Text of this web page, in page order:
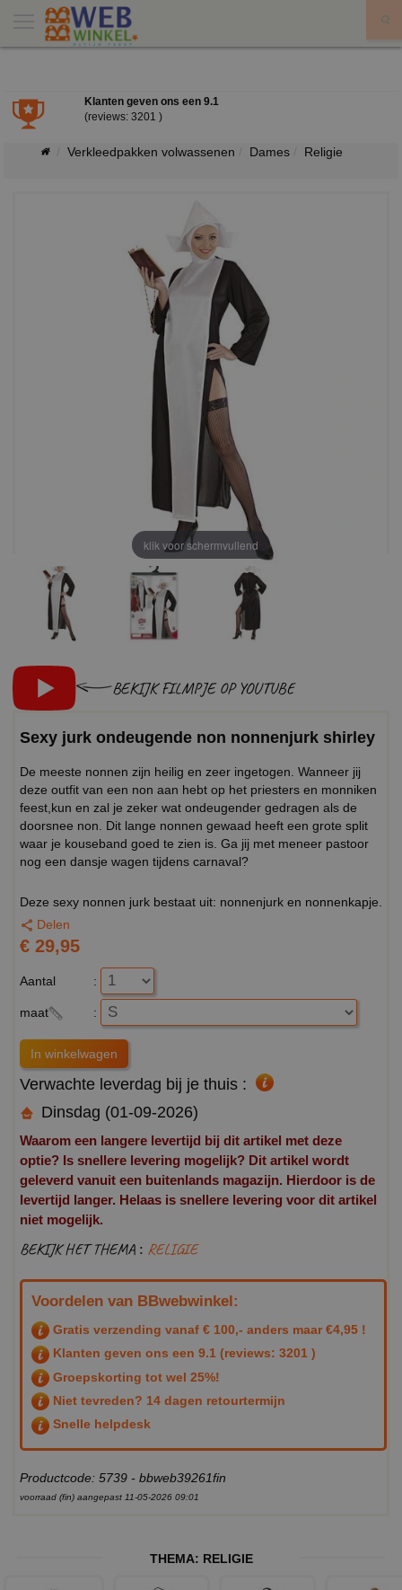
Klanten geven ons een 9.1
(reviews: 3201 )
Verkleedpakken volwassenen Dames Religie
klik voor schermvullend
BEKIJK FILMPJE OP YOUTUBE
Sexy jurk ondeugende non nonnenjurk shirley
De meeste nonnen zijn heilig en zeer ingetogen. Wanneer jij
deze outfit van een non aan hebt op het priesters en monniken
feest,kun en zal je zeker wat ondeugender gedragen als de
doorsnee non. Dit lange nonnen gewaad heeft een grote split
waar je kouseband goed te zien is. Ga jij met meneer pastoor
nog een dansje wagen tijdens carnaval?
Deze sexy nonnen jurk bestaat uit: nonnenjurk en nonnenkapje.
Delen
€ 29,95
Aantal :
maat :
Verwachte leverdag bij je thuis :
Dinsdag (01-09-2026)
Waarom een langere levertijd bij dit artikel met deze
optie? Is snellere levering mogelijk? Dit artikel wordt
geleverd vanuit een buitenlands magazijn. Hierdoor is de
levertijd langer. Helaas is snellere levering voor dit artikel
niet mogelijk.
BEKIJK HET THEMA : RELIGIE
Voordelen van BBwebwinkel:
Gratis verzending vanaf € 100,- anders maar €4,95 !
Klanten geven ons een 9.1 (reviews: 3201 )
Groepskorting tot wel 25%!
Niet tevreden? 14 dagen retourtermijn
Snelle helpdesk
Productcode: 5739 - bbweb39261fin
voorraad (fin) aangepast 11-05-2026 09:01
THEMA: RELIGIE